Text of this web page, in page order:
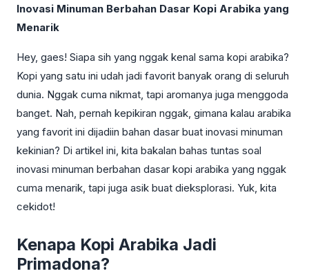
Inovasi Minuman Berbahan Dasar Kopi Arabika yang
Menarik
Hey, gaes! Siapa sih yang nggak kenal sama kopi arabika?
Kopi yang satu ini udah jadi favorit banyak orang di seluruh
dunia. Nggak cuma nikmat, tapi aromanya juga menggoda
banget. Nah, pernah kepikiran nggak, gimana kalau arabika
yang favorit ini dijadiin bahan dasar buat inovasi minuman
kekinian? Di artikel ini, kita bakalan bahas tuntas soal
inovasi minuman berbahan dasar kopi arabika yang nggak
cuma menarik, tapi juga asik buat dieksplorasi. Yuk, kita
cekidot!
Kenapa Kopi Arabika Jadi
Primadona?